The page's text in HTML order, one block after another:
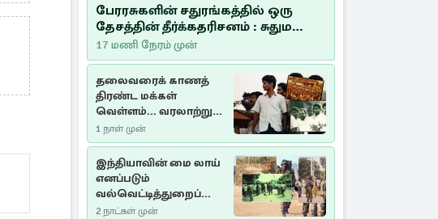
பேரரசுகளின் சதுரங்கத்தில் ஒரு
தேசத்தின் தீர்க்கதரிசனம் : சுதுமலை
பிரகடனம் ஒரு வரலாற்றுப் பாடம்
17 மணி நேரம் முன்
தலைவரைக் காணத்
திரண்ட மக்கள்
வெள்ளம்... வரலாற்றுச்
சிறப்புமிக்க சுதுமலைப்
பிரகடனம்…
1 நாள் முன்
இந்தியாவின் மை லாய்
எனப்படும்
வல்வெட்டித்துறைப்
படுகொலை…
2 நாட்கள் முன்